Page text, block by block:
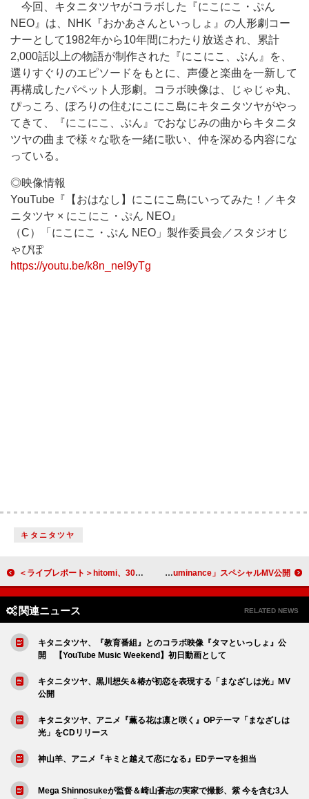
今回、キタニタツヤがコラボした『にこにこ・ぷん
NEO』は、NHK『おかあさんといっしょ』の人形劇コー
ナーとして1982年から10年間にわたり放送され、累計
2,000話以上の物語が制作された『にこにこ、ぷん』を、
選りすぐりのエピソードをもとに、声優と楽曲を一新して
再構成したパペット人形劇。コラボ映像は、じゃじゃ丸、
ぴっころ、ぽろりの住むにこにこ島にキタニタツヤがやっ
てきて、『にこにこ、ぷん』でおなじみの曲からキタニタ
ツヤの曲まで様々な歌を一緒に歌い、仲を深める内容にな
っている。
◎映像情報
YouTube『【おはなし】にこにこ島にいってみた！／キタ
ニタツヤ × にこにこ・ぷん NEO』
（C）「にこにこ・ぷん NEO」製作委員会／スタジオじ
ゃぴぽ
https://youtu.be/k8n_neI9yTg
キタニタツヤ
＜ライブレポート＞hitomi、30周年をファンと分かち合った愛溢れるアニバーサリー・ライブ「ここからがまたスタートだと思っています」 井口理（King Gnu）が歌唱する映画『国宝』主題歌「Luminance」スペシャルMV公開
関連ニュース RELATED NEWS
キタニタツヤ、『教育番組』とのコラボ映像『タマといっしょ』公
開 【YouTube Music Weekend】初日動画として
キタニタツヤ、黒川想矢＆椿が初恋を表現する「まなざしは光」MV
公開
キタニタツヤ、アニメ『薫る花は凛と咲く』OPテーマ「まなざしは
光」をCDリリース
神山羊、アニメ『キミと越えて恋になる』EDテーマを担当
Mega Shinnosukeが監督＆崎山蒼志の実家で撮影、紫 今を含む3人